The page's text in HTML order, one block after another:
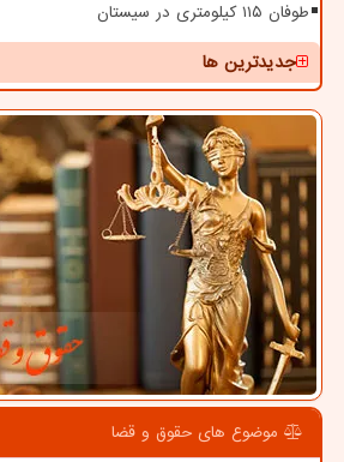
طوفان ۱۱۵ کیلومتری در سیستان
جدیدترین ها
موضوع های حقوق و قضا